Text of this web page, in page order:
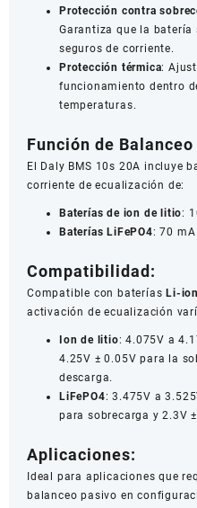
Protección contra
Garantiza que la batería
seguros de corriente.
Protección térmica:
funcionamiento dentro
temperaturas.
Función de
El Daly BMS 10s 20A incluye
corriente de ecualización de:
Baterías de ion de litio:
Baterías LiFePO4: 70
Compatibilidad:
Compatible con baterías Li-ion
activación de ecualización
Ion de litio: 4.075V a
4.25V ± 0.05V para la
descarga.
LiFePO4: 3.475V a
para sobrecarga y 2.3V
Aplicaciones:
Ideal para aplicaciones que
balanceo pasivo en